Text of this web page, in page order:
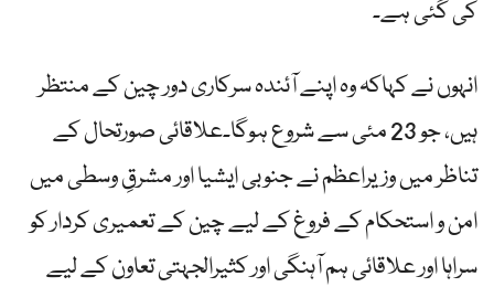
کی گئی ہے۔
انہوں نے کہاکہ وہ اپنے آئندہ سرکاری دور چین کے منتظر
ہیں، جو 23 مئی سے شروع ہوگا۔علاقائی صورتحال کے
تناظر میں وزیراعظم نے جنوبی ایشیا اور مشرقِ وسطی میں
امن و استحکام کے فروغ کے لیے چین کے تعمیری کردار کو
سراہا اور علاقائی ہم آہنگی اور کثیرالجہتی تعاون کے لیے